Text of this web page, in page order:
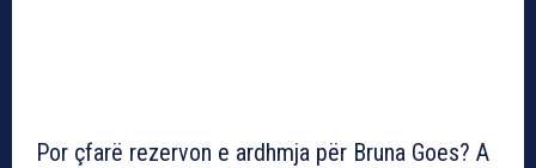
Por çfarë rezervon e ardhmja për Bruna Goes? A